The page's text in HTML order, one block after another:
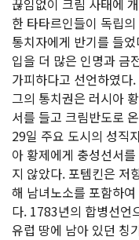
끊임없이 크림 사태에
한 타타르인들이 독립
통치자에게 반기를 들
입을 더 많은 인명과 금
가피하다고 선언하였다
그의 통치권은 러시아
서를 들고 크림반도로
29일 주요 도시의 성직
아 황제에게 충성선서
지 않았다. 포템킨은 저
해 남녀노소를 포함하
다. 1783년의 합병선언
유럽 땅에 남아 있던 칭